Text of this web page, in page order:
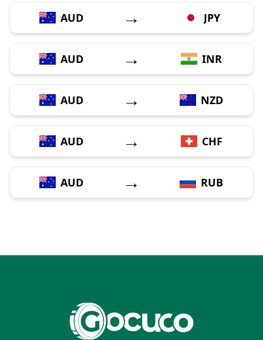
AUD → JPY
AUD → INR
AUD → NZD
AUD → CHF
AUD → RUB